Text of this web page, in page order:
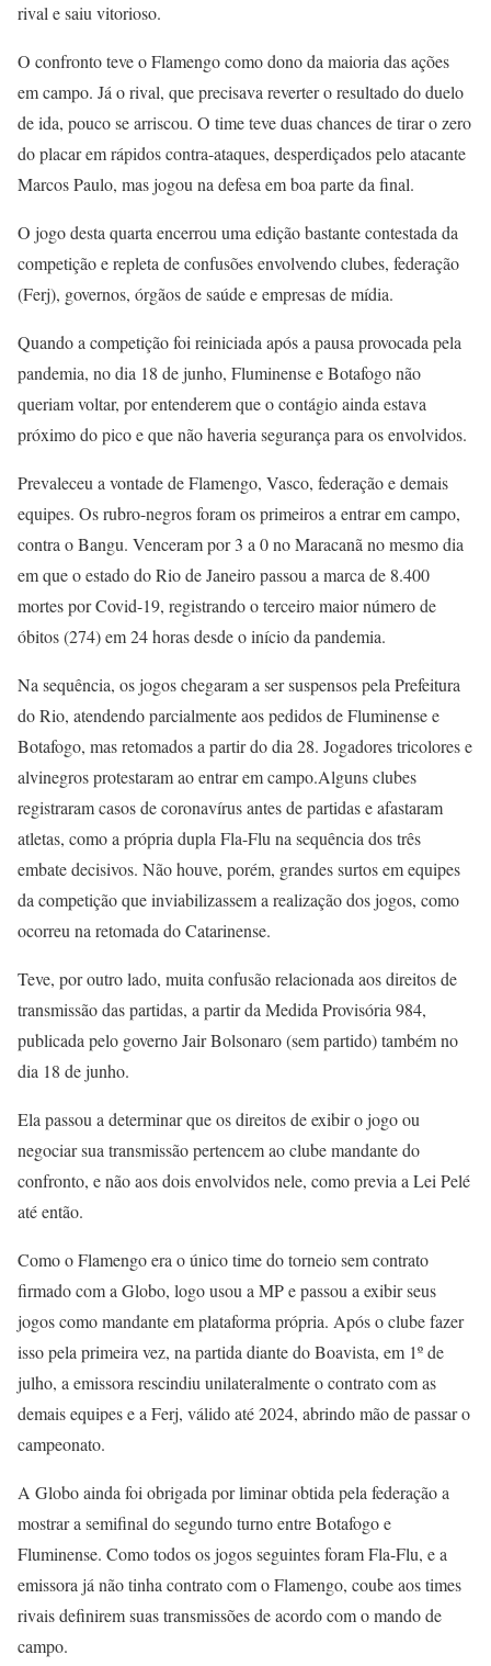
rival e saiu vitorioso.
O confronto teve o Flamengo como dono da maioria das ações
em campo. Já o rival, que precisava reverter o resultado do duelo
de ida, pouco se arriscou. O time teve duas chances de tirar o zero
do placar em rápidos contra-ataques, desperdiçados pelo atacante
Marcos Paulo, mas jogou na defesa em boa parte da final.
O jogo desta quarta encerrou uma edição bastante contestada da
competição e repleta de confusões envolvendo clubes, federação
(Ferj), governos, órgãos de saúde e empresas de mídia.
Quando a competição foi reiniciada após a pausa provocada pela
pandemia, no dia 18 de junho, Fluminense e Botafogo não
queriam voltar, por entenderem que o contágio ainda estava
próximo do pico e que não haveria segurança para os envolvidos.
Prevaleceu a vontade de Flamengo, Vasco, federação e demais
equipes. Os rubro-negros foram os primeiros a entrar em campo,
contra o Bangu. Venceram por 3 a 0 no Maracanã no mesmo dia
em que o estado do Rio de Janeiro passou a marca de 8.400
mortes por Covid-19, registrando o terceiro maior número de
óbitos (274) em 24 horas desde o início da pandemia.
Na sequência, os jogos chegaram a ser suspensos pela Prefeitura
do Rio, atendendo parcialmente aos pedidos de Fluminense e
Botafogo, mas retomados a partir do dia 28. Jogadores tricolores e
alvinegros protestaram ao entrar em campo.Alguns clubes
registraram casos de coronavírus antes de partidas e afastaram
atletas, como a própria dupla Fla-Flu na sequência dos três
embate decisivos. Não houve, porém, grandes surtos em equipes
da competição que inviabilizassem a realização dos jogos, como
ocorreu na retomada do Catarinense.
Teve, por outro lado, muita confusão relacionada aos direitos de
transmissão das partidas, a partir da Medida Provisória 984,
publicada pelo governo Jair Bolsonaro (sem partido) também no
dia 18 de junho.
Ela passou a determinar que os direitos de exibir o jogo ou
negociar sua transmissão pertencem ao clube mandante do
confronto, e não aos dois envolvidos nele, como previa a Lei Pelé
até então.
Como o Flamengo era o único time do torneio sem contrato
firmado com a Globo, logo usou a MP e passou a exibir seus
jogos como mandante em plataforma própria. Após o clube fazer
isso pela primeira vez, na partida diante do Boavista, em 1º de
julho, a emissora rescindiu unilateralmente o contrato com as
demais equipes e a Ferj, válido até 2024, abrindo mão de passar o
campeonato.
A Globo ainda foi obrigada por liminar obtida pela federação a
mostrar a semifinal do segundo turno entre Botafogo e
Fluminense. Como todos os jogos seguintes foram Fla-Flu, e a
emissora já não tinha contrato com o Flamengo, coube aos times
rivais definirem suas transmissões de acordo com o mando de
campo.